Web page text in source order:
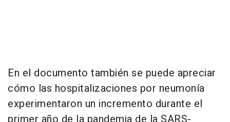
En el documento también se puede apreciar
cómo las hospitalizaciones por neumonía
experimentaron un incremento durante el